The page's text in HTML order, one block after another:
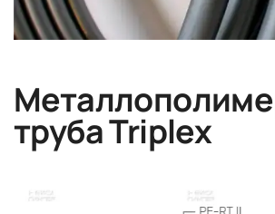
труба Triplex